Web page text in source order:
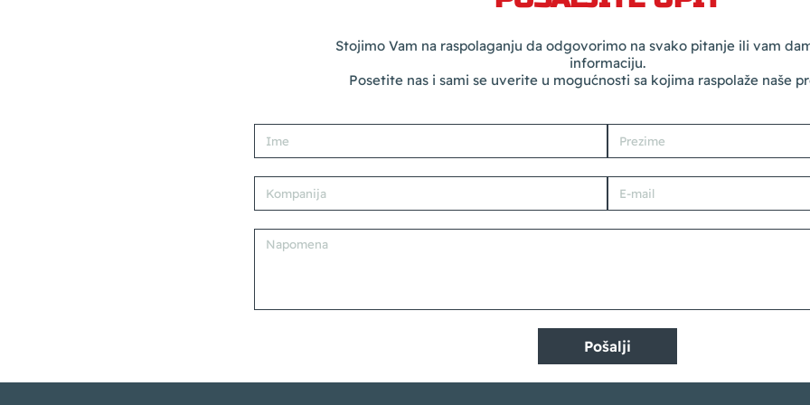
Stojimo Vam na raspolaganju da odgovorimo na svako pitanje ili vam
informaciju.
Posetite nas i sami se uverite u mogućnosti sa kojima raspolaže naše
Pošalji